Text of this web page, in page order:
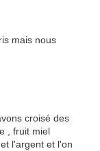
mais nous
croisé des
, fruit miel
l'argent et l'on